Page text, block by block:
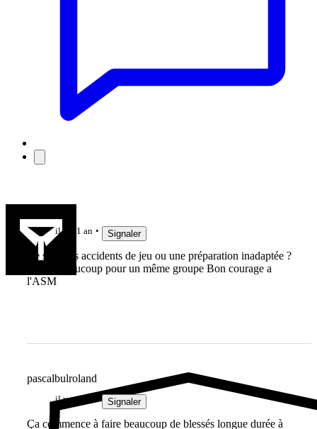
il y a 1 an Signaler
Ce sont des accidents de jeu ou une préparation inadaptée ?
Ça fait beaucoup pour un même groupe Bon courage a
l'ASM
pascalbulroland
il y a 1 an Signaler
Ça commence à faire beaucoup de blessés longue durée à